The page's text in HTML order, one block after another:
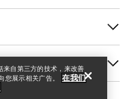
来自第三方的技术，来改善
您展示相关广告。
在我们